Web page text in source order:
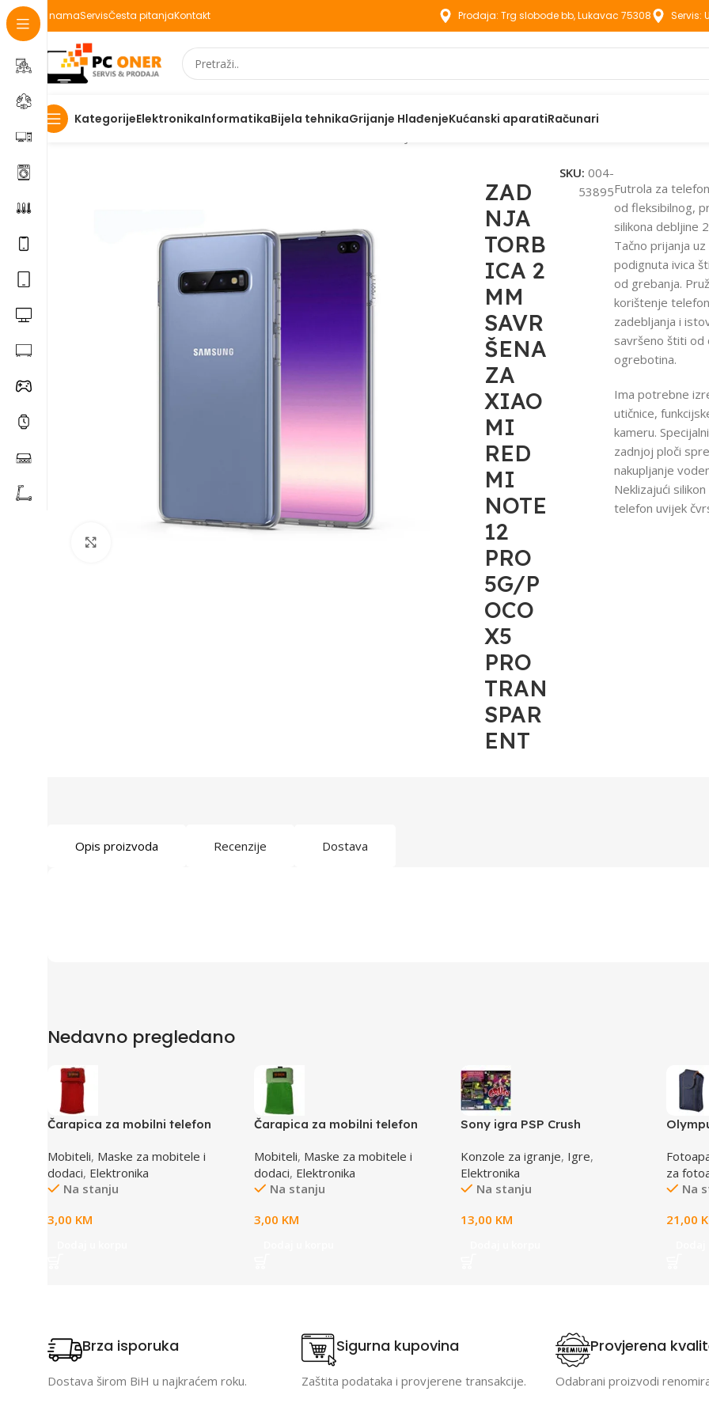
O namaServisČesta pitanjaKontakt Prodaja: Trg slobode bb, Lukavac 75308 Servis:
KategorijeElektronikaInformatikaBijela tehnikaGrijanje HlađenjeKućanski aparatiRačunari
Početna
ZAD
NJA
TORB
ICA 2
MM
SAVR
ŠENA
ZA
XIAO
MI
RED
MI
NOTE
12
PRO
5G/P
OCO
X5
PRO
TRAN
SPAR
ENT
SKU: 004-
53895Futrola za
od fleksibilnog,
silikona debljine
Tačno prijanja
podignuta ivica
od grebanja.
korištenje
zadebljanja i
savršeno štiti od
ogrebotina.
Ima potrebne
utičnice,
kameru.
zadnjoj ploči
nakupljanje
Neklizajući silikon
telefon uvijek
Opis proizvoda Recenzije Dostava
Nedavno pregledano
Čarapica za mobilni telefon
65x100mm
Mobiteli, Maske za mobitele i
dodaci, Elektronika
Na stanju
3,00 KM
Čarapica za mobilni telefon
65x100mm
Mobiteli, Maske za mobitele i
dodaci, Elektronika
Na stanju
3,00 KM
Sony igra PSP Crush
Konzole za igranje, Igre,
Elektronika
Na stanju
13,00 KM
za
Na
21,00
Brza isporuka
Dostava širom BiH u najkraćem roku.
Sigurna kupovina
Zaštita podataka i provjerene transakcije.
Provjerena
Odabrani proizvodi